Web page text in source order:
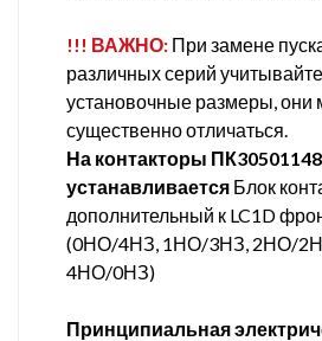
!!! ВАЖНО: При замене
различных серий
установочные размеры, они
существенно отличаться.
На контакторы
устанавливается Блок
дополнительный к LC1D
(0НО/4НЗ, 1НО/3НЗ, 2НО/
4НО/0НЗ)
Принципиальная